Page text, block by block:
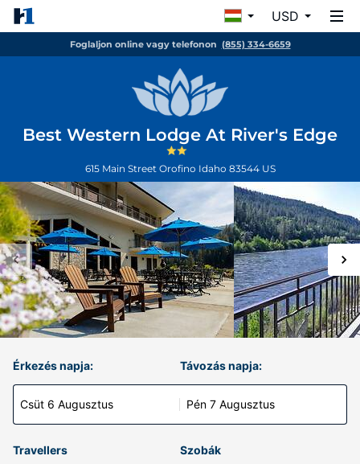
USD
Foglaljon online vagy telefonon (855) 334-6659
Best Western Lodge At River's Edge
615 Main Street Orofino Idaho 83544 US
Érkezés napja:
Csüt 6 Augusztus
Távozás napja:
Pén 7 Augusztus
Travellers Szobák